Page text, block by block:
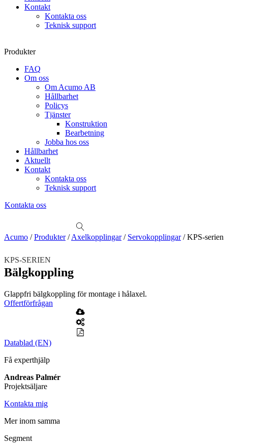
Kontakt
Kontakta oss
Teknisk support
Produkter
FAQ
Om oss
Om Acumo AB
Hållbarhet
Policys
Tjänster
Konstruktion
Bearbetning
Jobba hos oss
Hållbarhet
Aktuellt
Kontakt
Kontakta oss
Teknisk support
Kontakta oss
Se alla kategorier Se alla produkter
Se alla leverantörer
Teknisk support
Offertförfrågan
Mekanik
LinjärenheterAxelkopplingar
Positionsvisare / Mätklockor
Pulsgivare / Encoders
Motion
Mätning
Mätskalor
Räknare / Displayer
Givare
Ljusridåer
Acumo /Produkter/Axelkopplingar/ Servokopplingar/KPS-serien
KPS-SERIEN
Bälgkoppling
Glappfri bälgkoppling för montage i hålaxel.
Offertförfrågan
Datablad (EN)
Få experthjälp
Andreas Palmér
Projektsäljare
Kontakta mig
Mer inom samma
Segment